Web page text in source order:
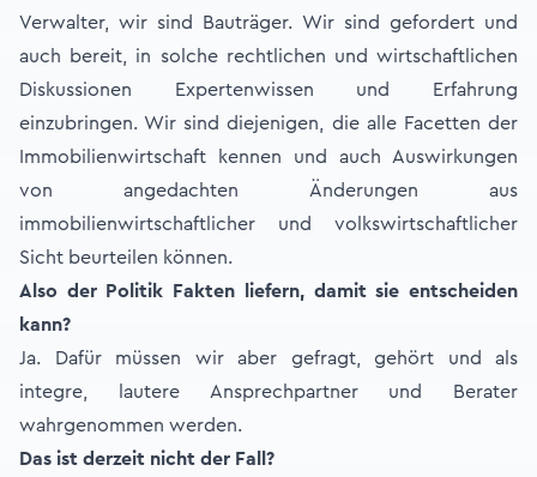
Verwalter, wir sind Bauträger. Wir sind gefordert und
auch bereit, in solche rechtlichen und wirtschaftlichen
Diskussionen Expertenwissen und Erfahrung
einzubringen. Wir sind diejenigen, die alle Facetten der
Immobilienwirtschaft kennen und auch Auswirkungen
von angedachten Änderungen aus
immobilienwirtschaftlicher und volkswirtschaftlicher
Sicht beurteilen können.
Also der Politik Fakten liefern, damit sie entscheiden
kann?
Ja. Dafür müssen wir aber gefragt, gehört und als
integre, lautere Ansprechpartner und Berater
wahrgenommen werden.
Das ist derzeit nicht der Fall?